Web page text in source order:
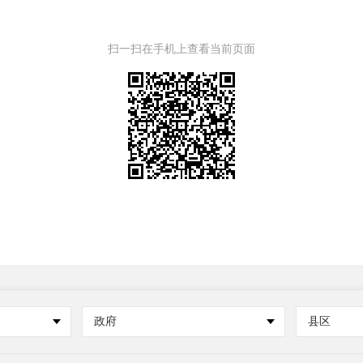
扫一扫在手机上查看当前页面
政府 县区